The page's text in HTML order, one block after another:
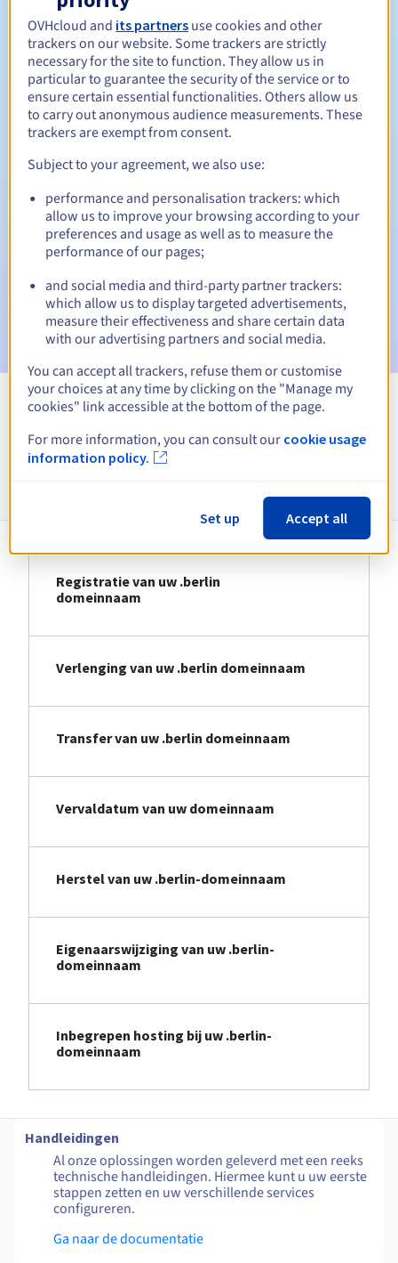
Verlengingsperiode Tussen 1 en 10 jaar
Inlosperiode 30 dagen
Automatische meldingen:
Waarschuwings-e-mails:60, 30, 15, 7 en 3 dagen vóór de
vervaldatum
E-mail op de vervaldatumom de schorsing van de
E-mail na de Redemption Grace Periodom de
verwijdering van de domeinnaam te melden
Bekijk alle extensies
Informatie over .berlin
Registratie van uw .berlin
domeinnaam
Verlenging van uw .berlin domeinnaam
Transfer van uw .berlin domeinnaam
Vervaldatum van uw domeinnaam
Herstel van uw .berlin-domeinnaam
Eigenaarswijziging van uw .berlin-
domeinnaam
Inbegrepen hosting bij uw .berlin-
domeinnaam
Handleidingen
Al onze oplossingen worden geleverd met een reeks
technische handleidingen. Hiermee kunt u uw eerste
stappen zetten en uw verschillende services
configureren.
Ga naar de documentatie
OVHcloud and its partners use cookies and other
trackers on our website. Some trackers are strictly
necessary for the site to function. They allow us in
particular to guarantee the security of the service or to
ensure certain essential functionalities. Others allow us
to carry out anonymous audience measurements. These
trackers are exempt from consent.
Subject to your agreement, we also use:
performance and personalisation trackers: which
allow us to improve your browsing according to your
preferences and usage as well as to measure the
performance of our pages;
and social media and third-party partner trackers:
which allow us to display targeted advertisements,
measure their effectiveness and share certain data
with our advertising partners and social media.
You can accept all trackers, refuse them or customise
your choices at any time by clicking on the "Manage my
cookies" link accessible at the bottom of the page.
For more information, you can consult our cookie usage
information policy.
Set up Accept all